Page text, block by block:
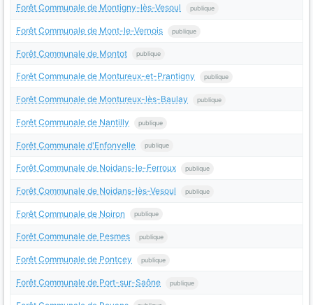
Forêt Communale de Montigny-lès-Vesoul publique
Forêt Communale de Mont-le-Vernois publique
Forêt Communale de Montot publique
Forêt Communale de Montureux-et-Prantigny publique
Forêt Communale de Montureux-lès-Baulay publique
Forêt Communale de Nantilly publique
Forêt Communale d'Enfonvelle publique
Forêt Communale de Noidans-le-Ferroux publique
Forêt Communale de Noidans-lès-Vesoul publique
Forêt Communale de Noiron publique
Forêt Communale de Pesmes publique
Forêt Communale de Pontcey publique
Forêt Communale de Port-sur-Saône publique